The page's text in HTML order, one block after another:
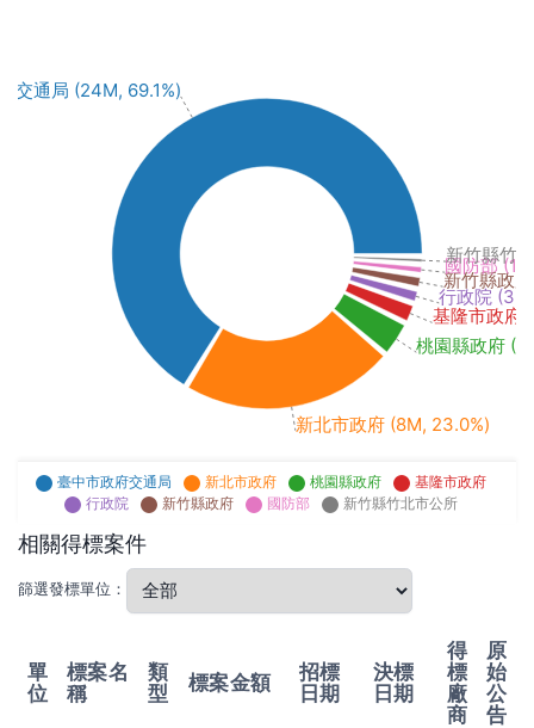
交通局 (24M, 69.1%)
新北市政府 (8M, 23.0%)
桃園縣政府
基隆市政府
行政院
新竹縣政
國防部
新竹縣竹
臺中市政府交通局 新北市政府 桃園縣政府
基隆市政府
行政院
新竹縣政府 國防部 新竹縣竹北市公所
相關得標案件
篩選發標單位：
單
位
標案名
稱
類
型
標案金額
招標
日期
決標
日期
得
標
廠
商
原
始
公
告